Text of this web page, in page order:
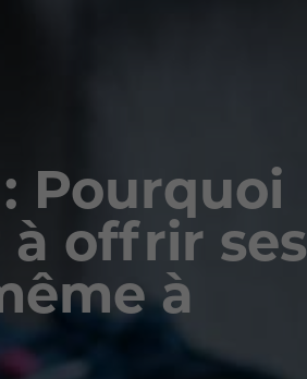
: Pourquoi
offrir ses
à